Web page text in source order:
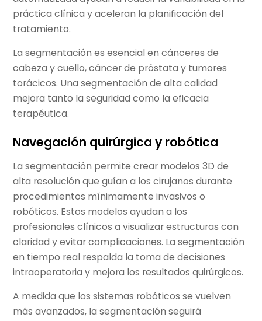
práctica clínica y aceleran la planificación del
tratamiento.
La segmentación es esencial en cánceres de
cabeza y cuello, cáncer de próstata y tumores
torácicos. Una segmentación de alta calidad
mejora tanto la seguridad como la eficacia
terapéutica.
Navegación quirúrgica y robótica
La segmentación permite crear modelos 3D de
alta resolución que guían a los cirujanos durante
procedimientos mínimamente invasivos o
robóticos. Estos modelos ayudan a los
profesionales clínicos a visualizar estructuras con
claridad y evitar complicaciones. La segmentación
en tiempo real respalda la toma de decisiones
intraoperatoria y mejora los resultados quirúrgicos.
A medida que los sistemas robóticos se vuelven
más avanzados, la segmentación seguirá